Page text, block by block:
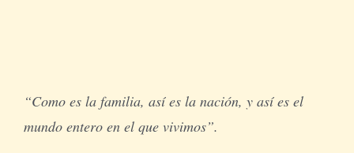
“Como es la familia, así es la nación, y así es el
mundo entero en el que vivimos”.